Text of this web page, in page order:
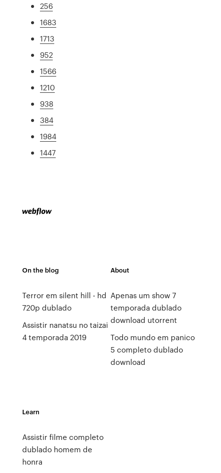
256
1683
1713
952
1566
1210
938
384
1984
1447
On the blog
Terror em silent hill - hd
720p dublado
Assistir nanatsu no taizai
4 temporada 2019
About
Apenas um show 7
temporada dublado
download utorrent
Todo mundo em panico
5 completo dublado
download
Learn
Assistir filme completo
dublado homem de
honra